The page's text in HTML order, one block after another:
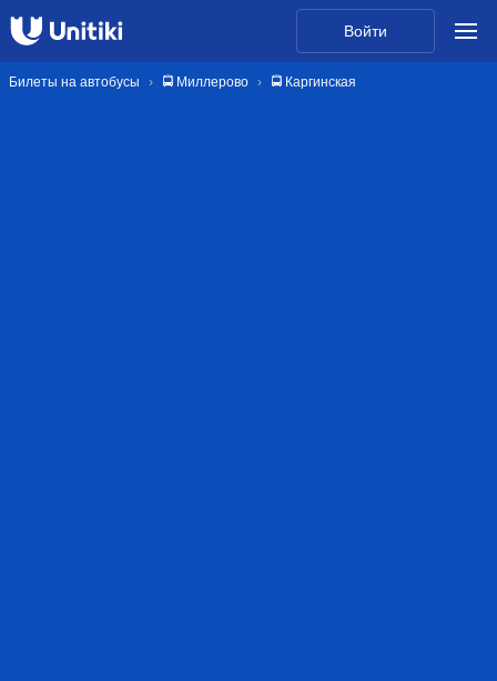
Войти
Билеты на автобусы 🚍 Миллерово 🚍 Каргинская